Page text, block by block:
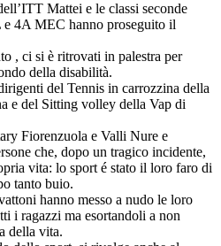
Mattei e le classi seconde
4A MEC hanno proseguito il
, ci si è ritrovati in palestra per
della disabilità.
del Tennis in carrozzina della
e del Sitting volley della Vap di
Fiorenzuola e Valli Nure e
che, dopo un tragico incidente,
vita: lo sport é stato il loro faro di
tanto buio.
hanno messo a nudo le loro
i ragazzi ma esortandoli a non
della vita.